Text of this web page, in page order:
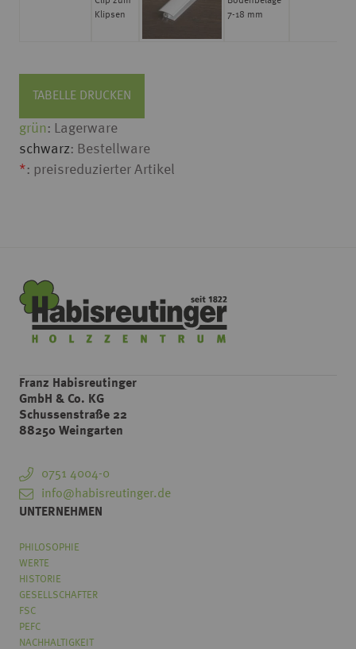
Klipsen
7-18 mm
TABELLE DRUCKEN
grün: Lagerware
schwarz: Bestellware
*: preisreduzierter Artikel
Franz Habisreutinger
GmbH & Co. KG
Schussenstraße 22
88250 Weingarten
0751 4004-0
info@habisreutinger.de
UNTERNEHMEN
PHILOSOPHIE
WERTE
HISTORIE
GESELLSCHAFTER
FSC
PEFC
NACHHALTIGKEIT